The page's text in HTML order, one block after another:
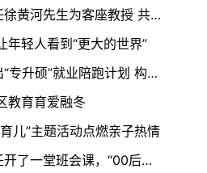
湖南都市职业学院聘任徐黄河先生为客座教授 共探产教融合与智慧管理新路径
轻人看到“更大的世界”
株洲科技职业学院推出“专升硕”就业陪跑计划 构建学历提升与央国企就业“黄金双通道”
教育育爱融冬
儿”主题活动点燃亲子热情
学期末，学生给班主任开了一堂班会课，“00后老班”感动得抹眼泪